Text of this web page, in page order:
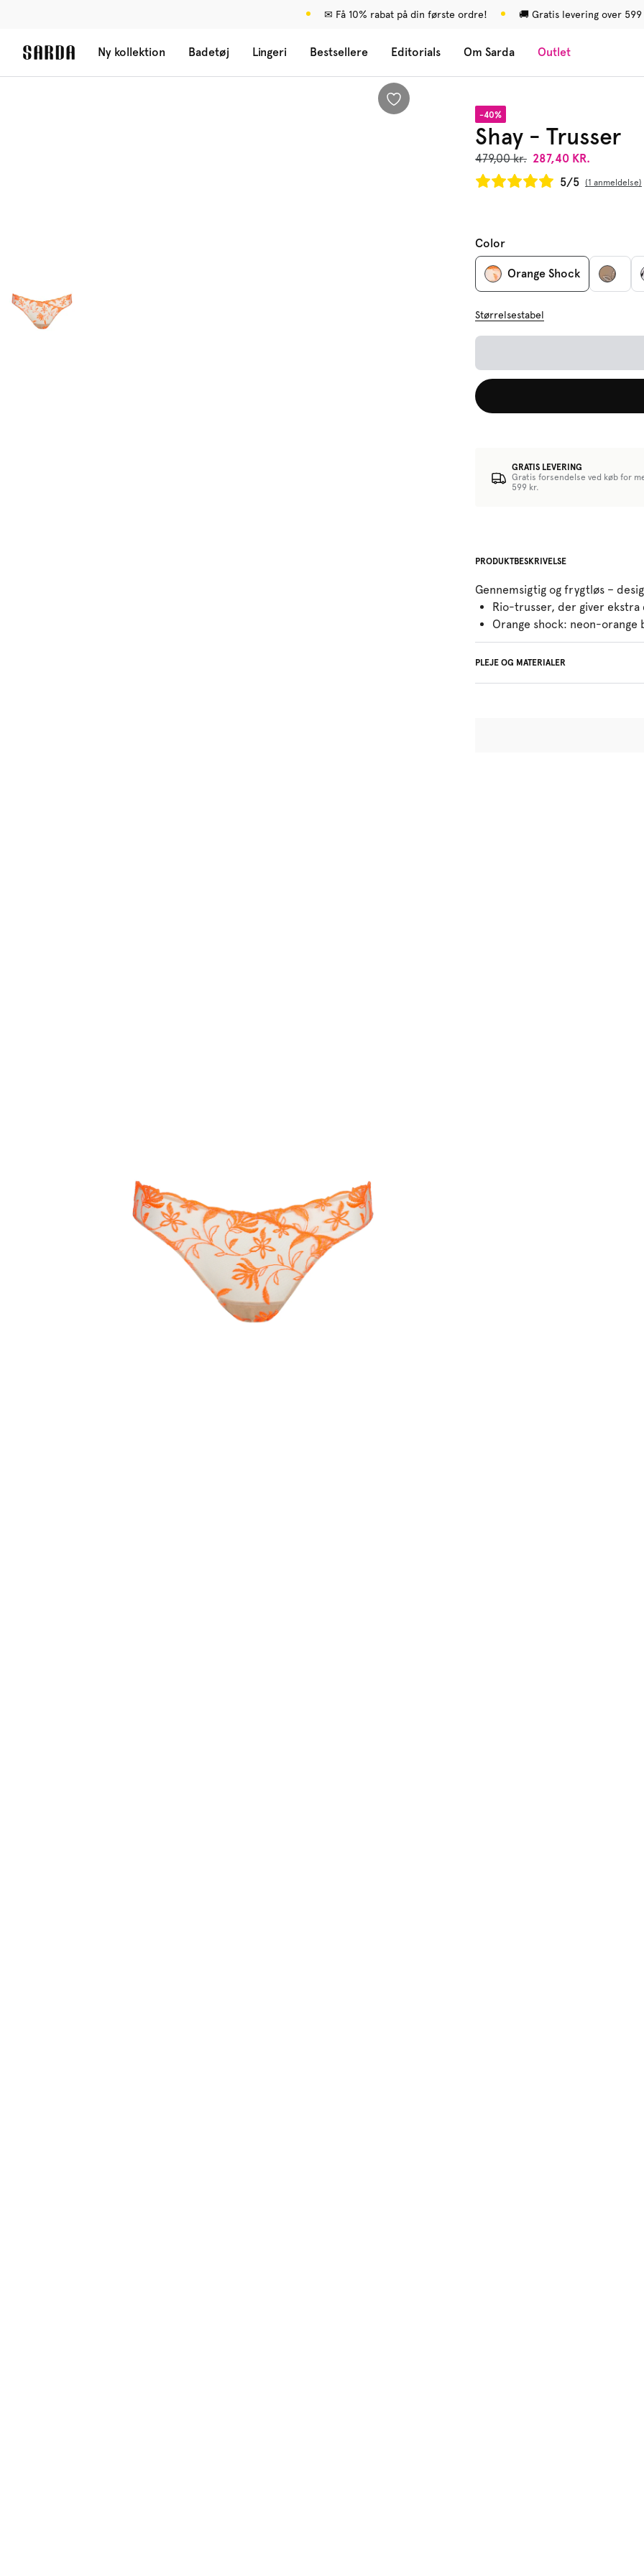
✉ Få 10% rabat på din første ordre! 🚚 Gratis levering over 599
Ny kollektion Badetøj Lingeri Bestsellere Editorials Om Sarda Outlet
-40%
Shay - Trusser
479,00 kr. 287,40 KR.
5/5
1 anmeldelse
Color
Orange Shock
Størrelsestabel
GRATIS LEVERING
Gratis forsendelse ved køb for
599 kr.
PRODUKTBESKRIVELSE
Gennemsigtig og frygtløs –
Rio-trusser, der giver
Orange shock: neon-
PLEJE OG MATERIALER